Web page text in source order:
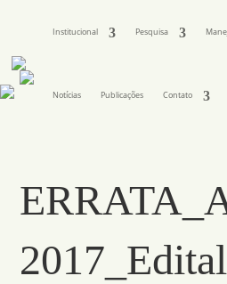
Institucional Pesquisa
Notícias Publicações Contato